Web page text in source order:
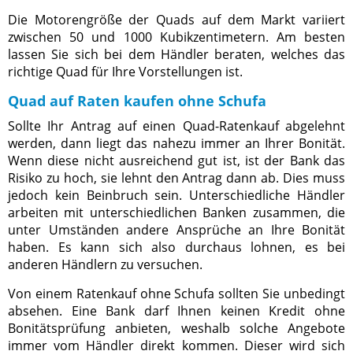
Die Motorengröße der Quads auf dem Markt variiert
zwischen 50 und 1000 Kubikzentimetern. Am besten
lassen Sie sich bei dem Händler beraten, welches das
richtige Quad für Ihre Vorstellungen ist.
Quad auf Raten kaufen ohne Schufa
Sollte Ihr Antrag auf einen Quad-Ratenkauf abgelehnt
werden, dann liegt das nahezu immer an Ihrer Bonität.
Wenn diese nicht ausreichend gut ist, ist der Bank das
Risiko zu hoch, sie lehnt den Antrag dann ab. Dies muss
jedoch kein Beinbruch sein. Unterschiedliche Händler
arbeiten mit unterschiedlichen Banken zusammen, die
unter Umständen andere Ansprüche an Ihre Bonität
haben. Es kann sich also durchaus lohnen, es bei
anderen Händlern zu versuchen.
Von einem Ratenkauf ohne Schufa sollten Sie unbedingt
absehen. Eine Bank darf Ihnen keinen Kredit ohne
Bonitätsprüfung anbieten, weshalb solche Angebote
immer vom Händler direkt kommen. Dieser wird sich